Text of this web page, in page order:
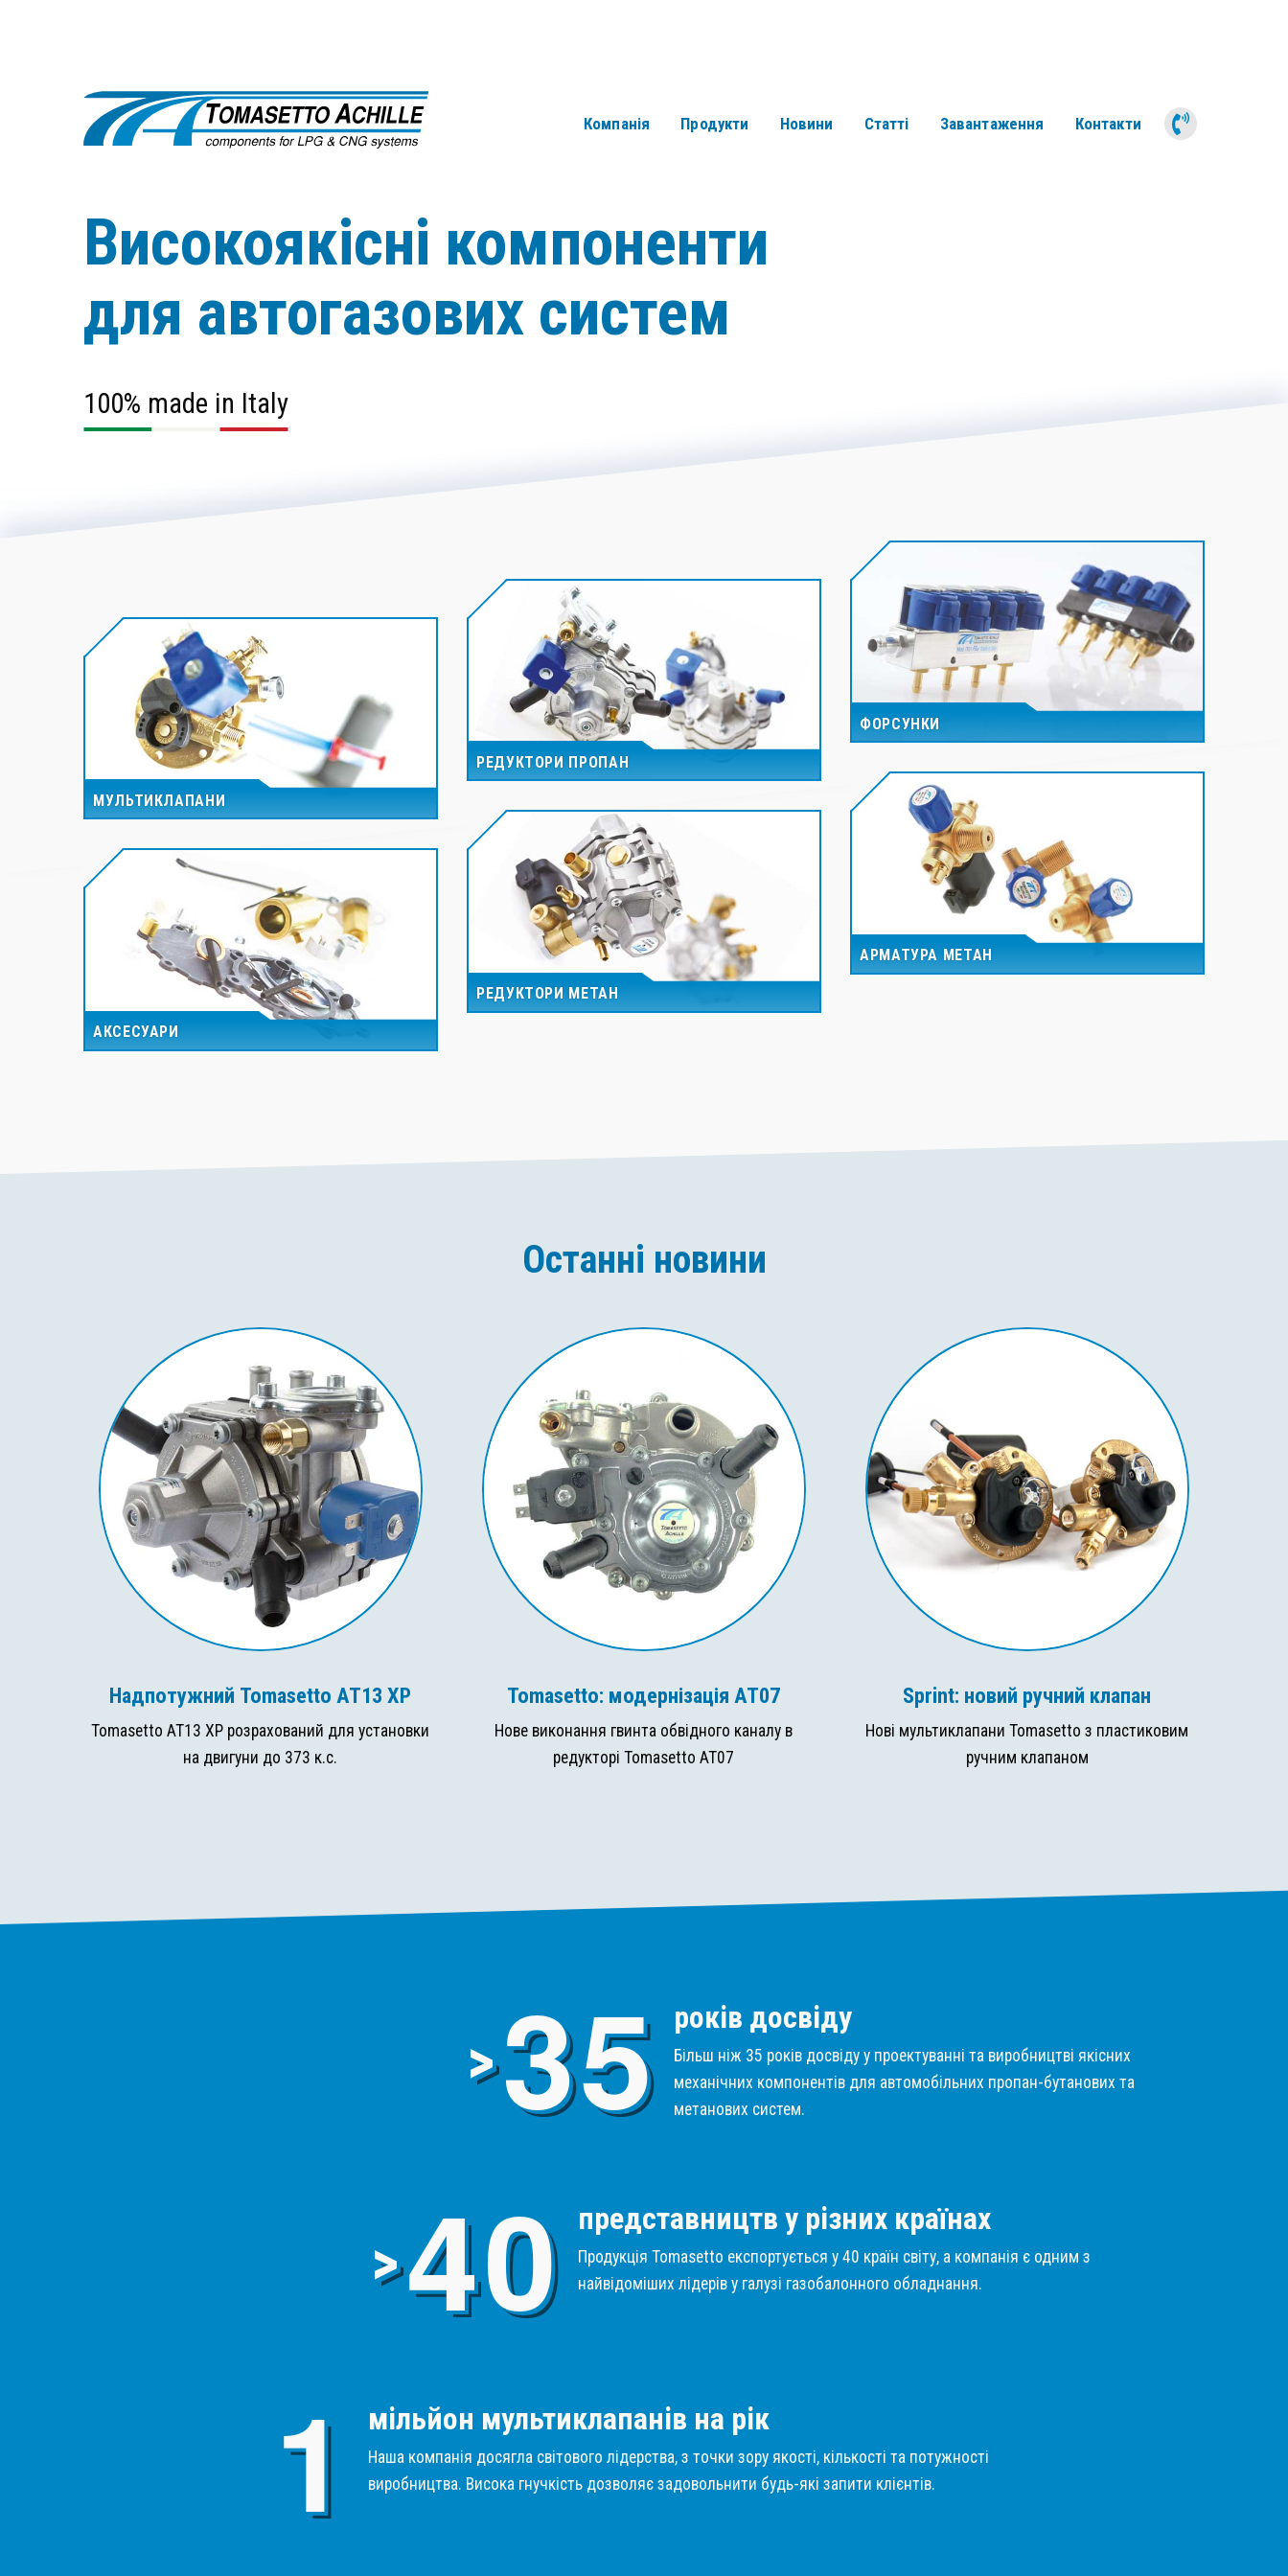
Компанія Продукти Новини Статті Завантаження Контакти
Високоякісні компоненти
для автогазових систем
100% made in Italy
МУЛЬТИКЛАПАНИ
РЕДУКТОРИ ПРОПАН
ФОРСУНКИ
АКСЕСУАРИ
РЕДУКТОРИ МЕТАН
АРМАТУРА МЕТАН
Останні новини
Надпотужний Tomasetto AT13 XP
Tomasetto AT13 XP розрахований для установки
на двигуни до 373 к.с.
Tomasetto: модернізація AT07
Нове виконання гвинта обвідного каналу в
редукторі Tomasetto AT07
Sprint: новий ручний клапан
Нові мультиклапани Tomasetto з пластиковим
ручним клапаном
>3
5
років досвіду
Більш ніж 35 років досвіду у проектуванні та виробництві якісних
механічних компонентів для автомобільних пропан-бутанових та
метанових систем.
>4
0
представництв у різних країнах
Продукція Tomasetto експортується у 40 країн світу, а компанія є одним з
найвідоміших лідерів у галузі газобалонного обладнання.
1
мільйон мультиклапанів на рік
Наша компанія досягла світового лідерства, з точки зору якості, кількості та потужності
виробництва. Висока гнучкість дозволяє задовольнити будь-які запити клієнтів.